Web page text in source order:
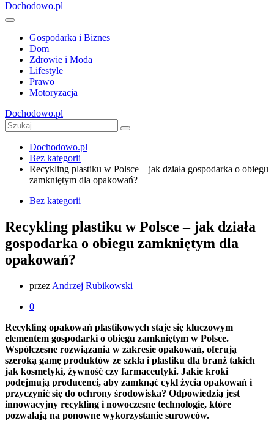
Dochodowo.pl
Gospodarka i Biznes
Dom
Zdrowie i Moda
Lifestyle
Prawo
Motoryzacja
Dochodowo.pl
Dochodowo.pl
Bez kategorii
Recykling plastiku w Polsce – jak działa gospodarka o obiegu
zamkniętym dla opakowań?
Bez kategorii
Recykling plastiku w Polsce – jak działa
gospodarka o obiegu zamkniętym dla
opakowań?
przez Andrzej Rubikowski
0
Recykling opakowań plastikowych staje się kluczowym
elementem gospodarki o obiegu zamkniętym w Polsce.
Współczesne rozwiązania w zakresie opakowań, oferują
szeroką gamę produktów ze szkła i plastiku dla branż takich
jak kosmetyki, żywność czy farmaceutyki. Jakie kroki
podejmują producenci, aby zamknąć cykl życia opakowań i
przyczynić się do ochrony środowiska? Odpowiedzią jest
innowacyjny recykling i nowoczesne technologie, które
pozwalają na ponowne wykorzystanie surowców.